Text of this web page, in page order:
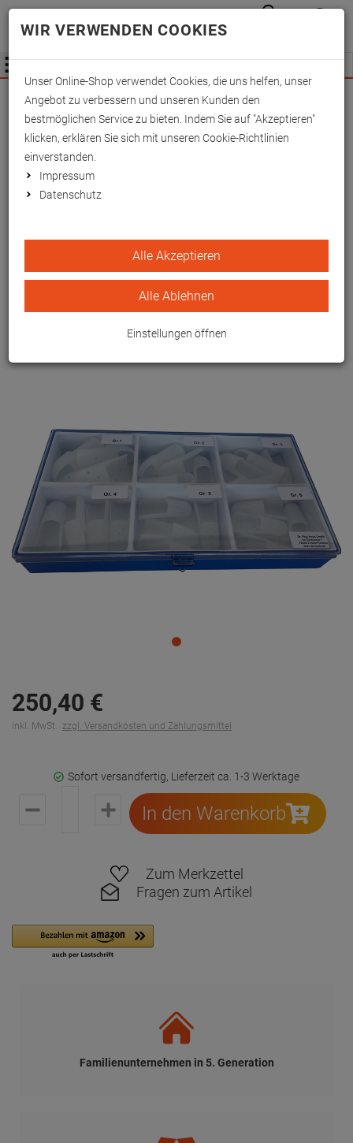
Wichtige Änderung für Fachhändler zum
01.09.2026 -Mehr Informationen hier
Anmelden
Menü
Stack-Fingerschienen-Satz
à 4 Stück Gr. 1-6 weiß im
250,40 €
inkl. MwSt. zzgl. Versandkosten und Zahlungsmittel
Sofort versandfertig, Lieferzeit ca. 1-3 Werktage
In den Warenkorb
Zum Merkzettel
Fragen zum Artikel
Familienunternehmen in 5. Generation
WIR VERWENDEN COOKIES
Unser Online-Shop verwendet Cookies, die uns helfen, unser
Angebot zu verbessern und unseren Kunden den
bestmöglichen Service zu bieten. Indem Sie auf "Akzeptieren"
klicken, erklären Sie sich mit unseren Cookie-Richtlinien
einverstanden.
Impressum
Datenschutz
Alle Akzeptieren
Alle Ablehnen
Einstellungen öffnen